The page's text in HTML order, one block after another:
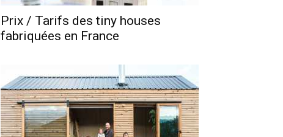
Prix / Tarifs des tiny houses
fabriquées en France